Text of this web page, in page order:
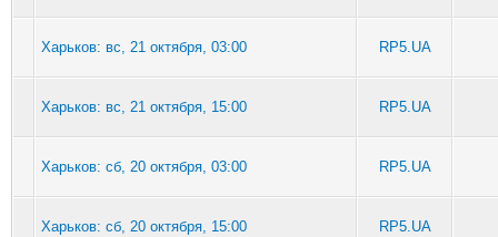
Харьков: вс, 21 октября, 03:00 RP5.UA
Харьков: вс, 21 октября, 15:00 RP5.UA
Харьков: сб, 20 октября, 03:00 RP5.UA
Харьков: сб, 20 октября, 15:00 RP5.UA